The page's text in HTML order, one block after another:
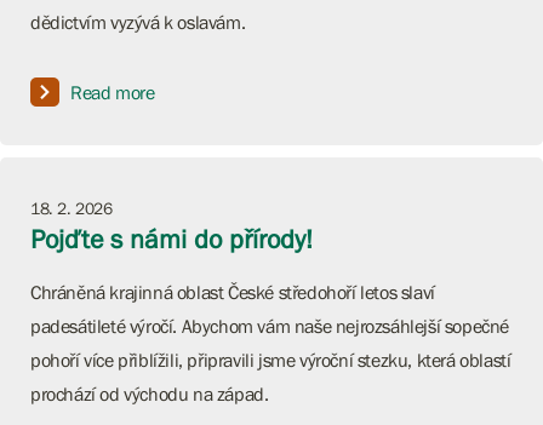
dědictvím vyzývá k oslavám.
Read more
18. 2. 2026
Pojďte s námi do přírody!
Chráněná krajinná oblast České středohoří letos slaví
padesátileté výročí. Abychom vám naše nejrozsáhlejší sopečné
pohoří více přiblížili, připravili jsme výroční stezku, která oblastí
prochází od východu na západ.